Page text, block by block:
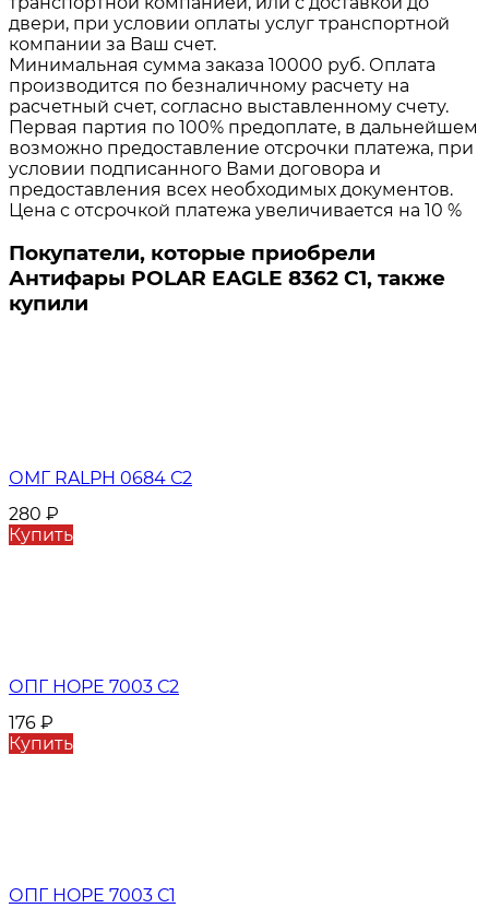
двери, при условии оплаты услуг транспортной
компании за Ваш счет.
Минимальная сумма заказа 10000 руб. Оплата
производится по безналичному расчету на
расчетный счет, согласно выставленному счету.
Первая партия по 100% предоплате, в дальнейшем
возможно предоставление отсрочки платежа, при
условии подписанного Вами договора и
предоставления всех необходимых документов.
Цена с отсрочкой платежа увеличивается на 10 %
Покупатели, которые приобрели
Антифары POLAR EAGLE 8362 C1, также
купили
ОМГ RALPH 0684 С2
280 ₽
Купить
ОПГ HOPE 7003 С2
176 ₽
Купить
ОПГ HOPE 7003 С1